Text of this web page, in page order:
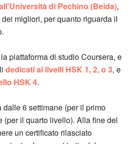
di Pechino (Beida),
migliori, per quanto riguarda il
piattaforma di studio Coursera, e
dedicati ai livelli HSK 1, 2, o 3, e
HSK 4.
6 settimane (per il primo
(per il quarto livello). Alla fine del
un certificato rilasciato